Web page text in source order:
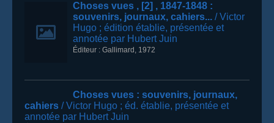
Choses vues , [2] , 1847-1848 :
souvenirs, journaux, cahiers... / Victor
Hugo ; édition établie, présentée et
annotée par Hubert Juin
Éditeur : Gallimard , 1972
Choses vues : souvenirs, journaux,
cahiers / Victor Hugo ; éd. établie, présentée et
annotée par Hubert Juin